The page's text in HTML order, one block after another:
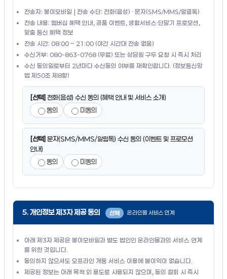
전송자: 봉이모바일 | 전송 수단: 전화(음성) · 문자(SMS/MMS/알림톡)
전송 내용: 멤버십 혜택 안내, 경품 이벤트, 생활서비스·단말기 프로모션,
맞춤 통신 혜택 정보
전송 시간: 08:00 ~ 21:00 (야간 시간대 전송 없음)
수신거부: 080-863-0768 (무료) 또는 상담원 구두 요청 시 즉시 처리
수신 동의일로부터 2년마다 수신동의 여부를 재확인합니다. (정보통신망
법 제50조 제8항)
[선택] 전화(음성) 수신 동의 (혜택 안내 및 서비스 소개)
동의
미동의
[선택] 문자(SMS/MMS/알림톡) 수신 동의 (이벤트 및 프로모션
안내)
동의
미동의
5. 개인정보 제3자 제공 동의 선택 온라인몰 서비스 연계
아래 제3자 제공은 봉이모바일과 별도 법인인 온라인몰과의 서비스 연계
를 위한 것입니다.
동의하지 않으셔도 오프라인 개통 서비스 이용에 불이익이 없습니다.
제공된 정보는 아래 목적 외 용도로 사용되지 않으며, 동의 철회 시 즉시